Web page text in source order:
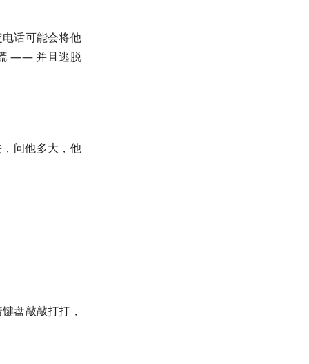
话可能会将他
—— 并且逃脱
问他多大，他
盘敲敲打打，